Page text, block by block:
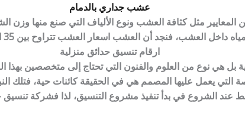
عشب جداري بالدمام
مثل كثافة العشب ونوع الألياف التي صنع منها وزن
العشب، فنجد أن العشب اسعار العشب تتراوح بين 35 الى 80 ريال حسب الكثافة.
ارقام تنسيق حدائق منزلية
بل هي نوع من العلوم والفنون التي تحتاج إلى متخصصين
التي يعمل عليها المصمم هي في الحقيقة كائنات حية، فتلك
الشروع في بدأ تنفيذ مشروع التنسيق، لذا فشركة